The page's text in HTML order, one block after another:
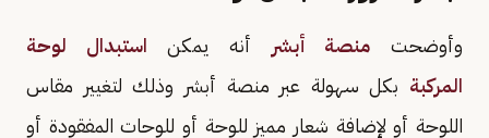
وأوضحت منصة أبشر أنه يمكن استبدال لوحة
المركبة بكل سهولة عبر منصة أبشر وذلك لتغيير مقاس
اللوحة أو لإضافة شعار مميز للوحة أو للوحات المفقودة أو